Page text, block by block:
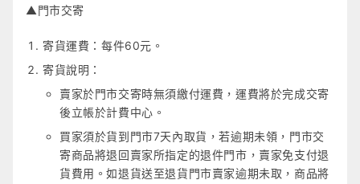
▲門市交寄
寄貨運費：每件60元。
寄貨說明：
賣家於門市交寄時無須繳付運費，運費將於完成交寄
後立帳於計費中心。
買家須於貨到門市7天內取貨，若逾期未領，門市交
寄商品將退回賣家所指定的退件門市，賣家免支付退
貨費用。如退貨送至退貨門市賣家逾期未取，商品將